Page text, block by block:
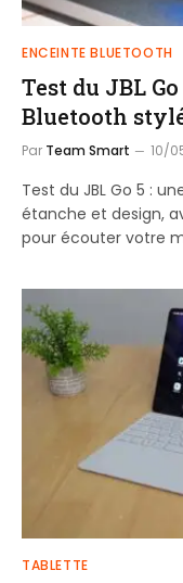
ENCEINTE BLUETOOTH
Test du JBL
Bluetooth
Par Team Smart 10/
Test du JBL Go 5 :
étanche et design,
pour écouter votre
TABLETTE